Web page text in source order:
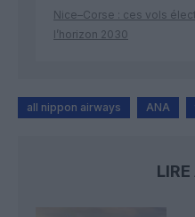
Nice–Corse : ces vols
l’horizon 2030
all nippon airways ANA